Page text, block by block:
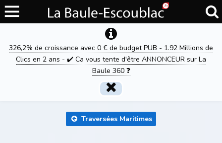
326,2% de croissance avec 0 € de budget PUB - 1.92 Millions de
Clics en 2 ans - ✔️ Ca vous tente d'être ANNONCEUR sur La
Baule 360 ❓
Traversées Maritimes